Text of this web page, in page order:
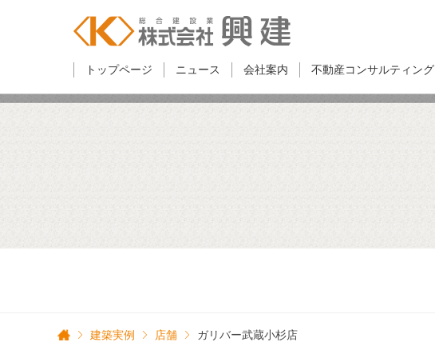
トップページ ニュース 会社案内 不動産コンサルティング
建築実例 店舗 ガリバー武蔵小杉店